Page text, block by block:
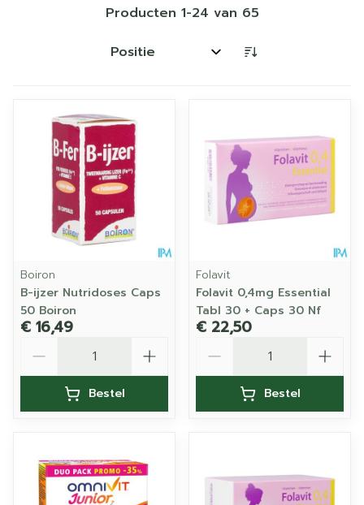
Producten 1-24 van 65
Sorteer op:
Boiron
B-ijzer Nutridoses Caps
50 Boiron
€ 16,49
Bestel
Folavit
Folavit 0,4mg Essential
Tabl 30 + Caps 30 Nf
€ 22,50
Bestel